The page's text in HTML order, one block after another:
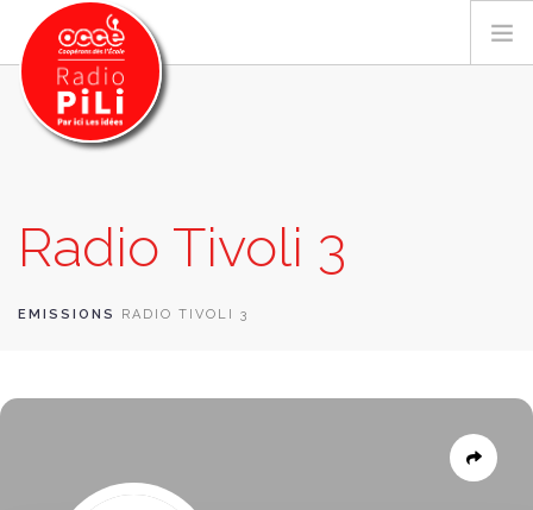
GRILLE DES PROGRAMMES
EMISSIONS / PODCASTS
CONTACT
Radio Tivoli 3
EMISSIONS RADIO TIVOLI 3